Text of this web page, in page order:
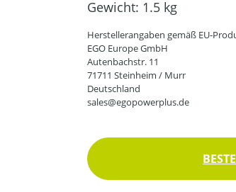
Gewicht: 1.5 kg
Herstellerangaben gemäß EU-
EGO Europe GmbH
Autenbachstr. 11
71711 Steinheim / Murr
Deutschland
sales@egopowerplus.de